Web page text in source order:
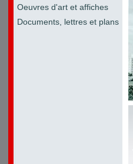
Oeuvres d'art et affiches
Documents, lettres et plans